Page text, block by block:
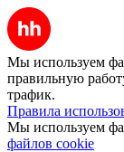
Мы используем
правильную
трафик.
Правила
Мы используем
файлов cookie